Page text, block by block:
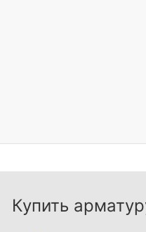
Купить